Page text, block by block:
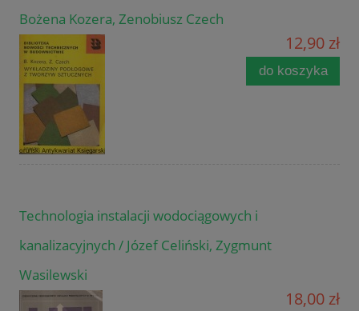
Bożena Kozera, Zenobiusz Czech
12,90 zł
do koszyka
Technologia instalacji wodociągowych i
kanalizacyjnych / Józef Celiński, Zygmunt
Wasilewski
18,00 zł